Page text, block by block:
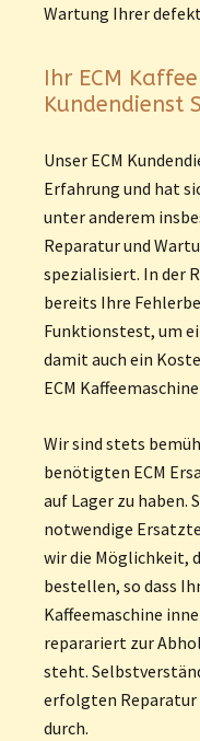
Wartung Ihrer
Ihr ECM
Kundendienst
Unser ECM
Erfahrung und hat
unter anderem
Reparatur und
spezialisiert. In der
bereits Ihre
Funktionstest, um
damit auch ein
ECM
Wir sind stets
benötigten ECM
auf Lager zu haben.
notwendige
wir die Möglichkeit,
bestellen, so dass
Kaffeemaschine
reparariert zur
steht.
erfolgten
durch.